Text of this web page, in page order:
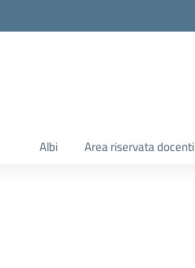
Albi Area riservata docenti